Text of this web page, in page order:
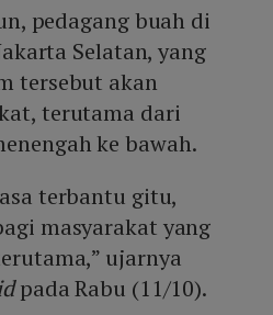
pedagang buah di
Selatan, yang
tersebut akan
terutama dari
ke bawah.
terbantu gitu,
masyarakat yang
ujarnya
pada Rabu (11/10).